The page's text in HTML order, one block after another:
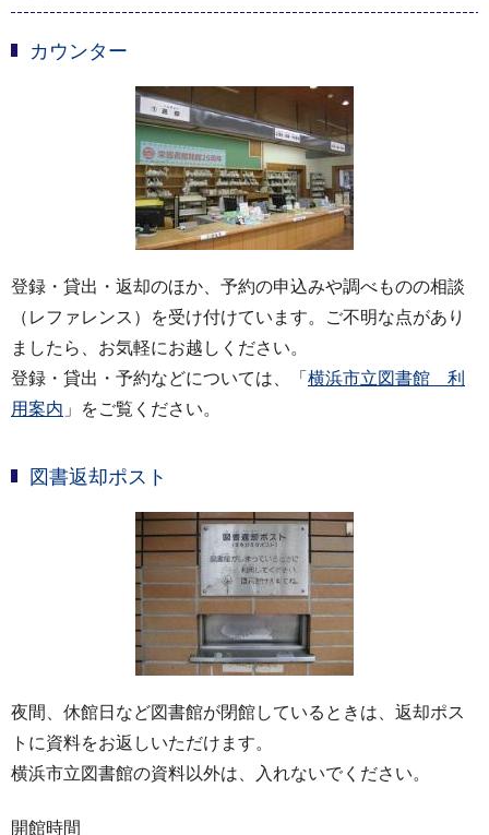
カウンター
登録・貸出・返却のほか、予約の申込みや調べものの相談
（レファレンス）を受け付けています。ご不明な点があり
ましたら、お気軽にお越しください。
登録・貸出・予約などについては、「 横浜市立図書館 利
用案内 」をご覧ください。
図書返却ポスト
夜間、休館日など図書館が閉館しているときは、返却ポス
トに資料をお返しいただけます。
横浜市立図書館の資料以外は、入れないでください。
開館時間